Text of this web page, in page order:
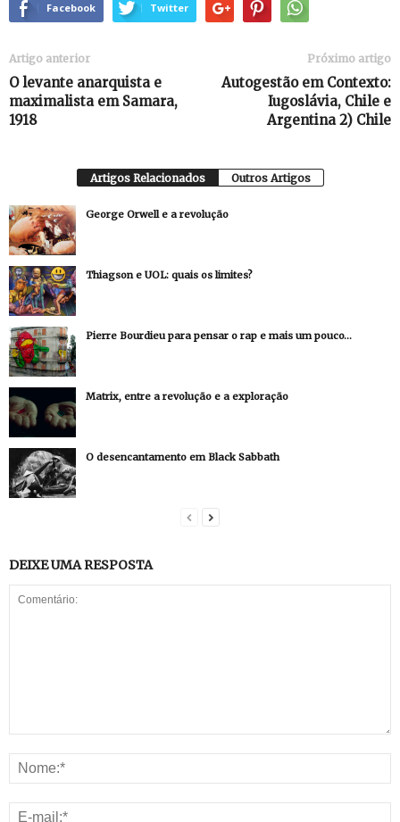
Facebook Twitter
Artigo anterior
O levante anarquista e
maximalista em Samara,
1918
Próximo artigo
Autogestão em Contexto:
Iugoslávia, Chile e
Argentina 2) Chile
Artigos Relacionados Outros Artigos
George Orwell e a revolução
Thiagson e UOL: quais os limites?
Pierre Bourdieu para pensar o rap e mais um pouco…
Matrix, entre a revolução e a exploração
O desencantamento em Black Sabbath
DEIXE UMA RESPOSTA